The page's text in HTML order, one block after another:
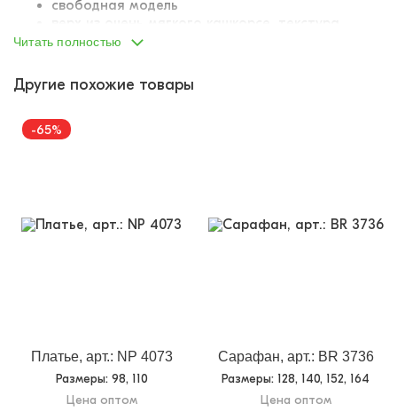
свободная модель
материала "в рубчик"
юбка притачена к верху с небольшой сборкой
юбка из бархатистого текстиля с набивным
Читать полностью
Другие похожие товары
-65%
Платье, арт.: NP 4073
Размеры: 98, 110
Цена оптом
Сарафан, арт.: BR 3736
Размеры: 128, 140, 152, 164
Цена оптом